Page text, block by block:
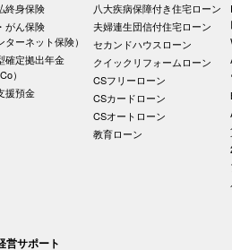
終身保険
がん保険
ターネット保険）
確定拠出年金
）
援預金
八大疾病保障付き住宅ローン
夫婦連生団信付住宅ローン
セカンドハウスローン
クイックリフォームローン
CSフリーローン
CSカードローン
CSオートローン
教育ローン
営サポート